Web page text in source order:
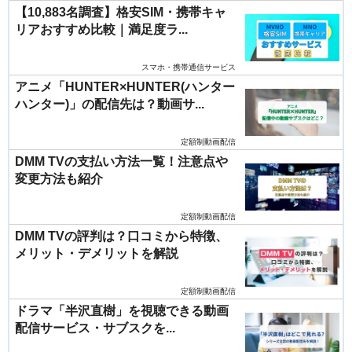
【10,883名調査】格安SIM・携帯キャ
リアおすすめ比較｜満足度ラ...
スマホ・携帯通信サービス
アニメ「HUNTER×HUNTER(ハンター
ハンター)」の配信先は？動画サ...
定額制動画配信
DMM TVの支払い方法一覧！注意点や
変更方法も紹介
定額制動画配信
DMM TVの評判は？口コミから特徴、
メリット・デメリットを解説
定額制動画配信
ドラマ「半沢直樹」を視聴できる動画
配信サービス・サブスクを...